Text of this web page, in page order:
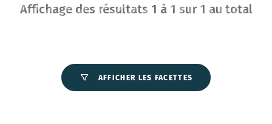
Affichage des résultats 1 à 1 sur 1 au total
AFFICHER LES FACETTES